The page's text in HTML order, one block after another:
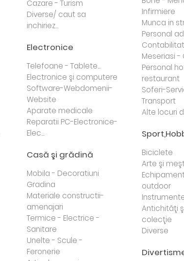
Cazare - Turism
Diverse/ caut sa
inchiriez...
Electronice
Telefoane - Tablete...
Electronice şi computere
Software-Webdomenii-
Website
Aparate medicale
Reparatii PC-Electronice-
Elec...
Casă şi grădină
Mobila - Decoratiuni
Gradina
Materiale constructii-
amenajari
Termice - Electrice -
Sanitare
Unelte - Scule -
Feronerie
Infirmiere
Munca in
Personal
Meseriasi
Personal
restaurant
Soferi-
Transport
Alte locuri
Biciclete
Arte şi
outdoor
Antichităţi
colecţie
Diverse